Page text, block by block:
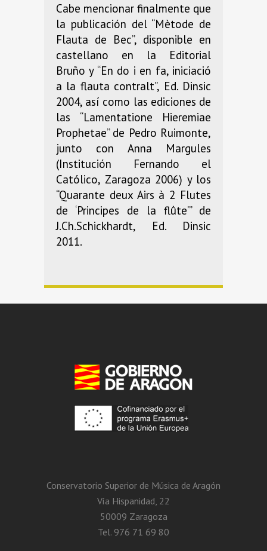
Cabe mencionar finalmente que
la publicación del “Mètode de
Flauta de Bec”, disponible en
castellano en la Editorial
Bruño y “En do i en fa, iniciació
a la flauta contralt”, Ed. Dinsic
2004, así como las ediciones de
las “Lamentatione Hieremiae
Prophetae” de Pedro Ruimonte,
junto con Anna Margules
(Institución Fernando el
Católico, Zaragoza 2006) y los
“Quarante deux Airs à 2 Flutes
de ‘Principes de la flûte’” de
J.Ch.Schickhardt, Ed. Dinsic
2011.
Conservatorio Superior de Música de Aragón
Vía Hispanidad, 22
50009 Zaragoza
Tel. 976 71 69 80